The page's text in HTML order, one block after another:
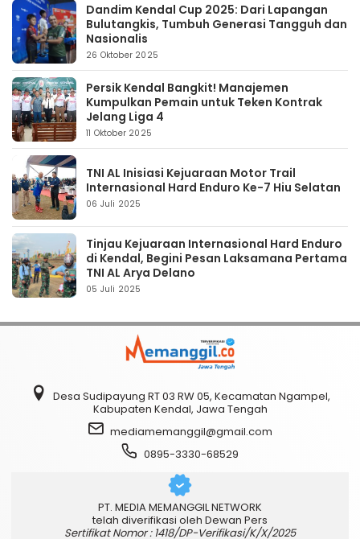
Dandim Kendal Cup 2025: Dari Lapangan
Bulutangkis, Tumbuh Generasi Tangguh dan
Nasionalis
26 Oktober 2025
Persik Kendal Bangkit! Manajemen
Kumpulkan Pemain untuk Teken Kontrak
Jelang Liga 4
11 Oktober 2025
TNI AL Inisiasi Kejuaraan Motor Trail
Internasional Hard Enduro Ke-7 Hiu Selatan
06 Juli 2025
Tinjau Kejuaraan Internasional Hard Enduro
di Kendal, Begini Pesan Laksamana Pertama
TNI AL Arya Delano
05 Juli 2025
Desa Sudipayung RT 03 RW 05, Kecamatan Ngampel,
Kabupaten Kendal, Jawa Tengah
mediamemanggil@gmail.com
0895-3330-68529
PT. MEDIA MEMANGGIL NETWORK
telah diverifikasi oleh Dewan Pers
Sertifikat Nomor : 1418/DP-Verifikasi/K/X/2025